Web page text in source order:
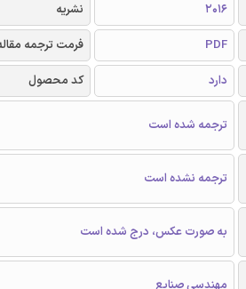
2016 نشریه
PDF فرمت ترجمه
دارد کد محصول
ترجمه شده است
ترجمه نشده است
به صورت عکس، درج شده است
مهندسی صنایع